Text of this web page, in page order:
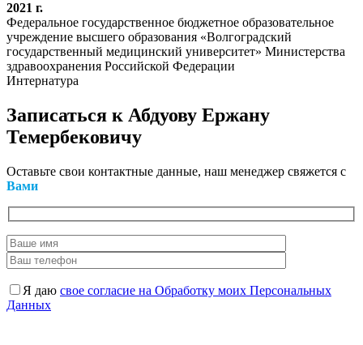
2021 г.
Федеральное государственное бюджетное образовательное
учреждение высшего образования «Волгоградский
государственный медицинский университет» Министерства
здравоохранения Российской Федерации
Интернатура
Записаться к Абдуову Ержану
Темербековичу
Оставьте свои контактные данные, наш менеджер свяжется с
Вами
Я даю свое согласие на Обработку моих Персональных
Данных